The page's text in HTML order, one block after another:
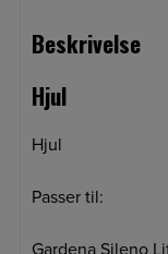
Beskrivelse
Hjul
Hjul
Passer til:
Gardena Sileno